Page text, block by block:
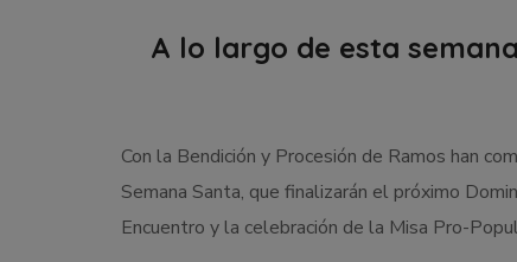
A lo largo de esta
Con la Bendición y Procesión de Ramos han
Semana Santa, que finalizarán el próximo
Encuentro y la celebración de la Misa Pro-